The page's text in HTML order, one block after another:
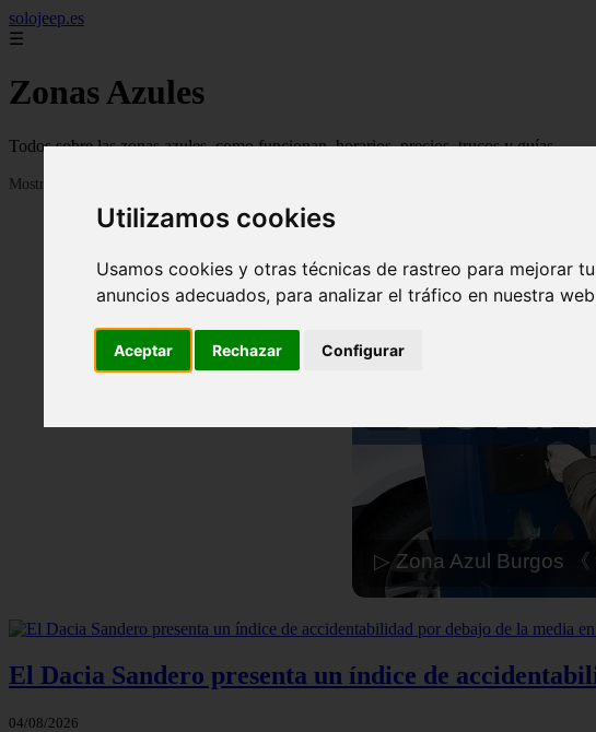
Utilizamos cookies
Usamos cookies y otras técnicas de rastreo para mejorar
anuncios adecuados, para analizar el tráfico en nuestra
Aceptar Rechazar Configurar
solojeep.es
☰
Zonas Azules
Todos sobre las zonas azules, como funcionan, horarios, precios, trucos y guías
Mostrando 1 - 24 de 3332 artículos
▷ Zona Azul Córdoba
El Dacia Sandero presenta un índice de
04/08/2026